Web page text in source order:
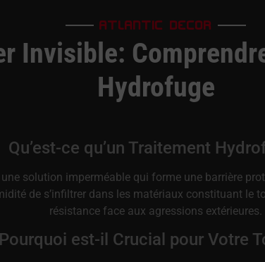
ATLANTIC DECOR
Invisible:
Hydrofuge
Qu’est-ce qu’un Traitement
solution imperméable qui forme une barrière
de s’infiltrer dans les matériaux constituant le
résistance face aux agressions extérieures.
Pourquoi est-il Crucial pour Votre